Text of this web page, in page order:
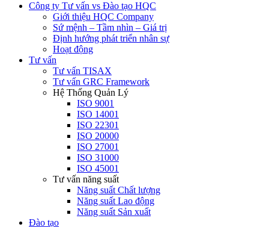
Công ty Tư vấn vs Đào tạo HQC
Giới thiệu HQC Company
Sứ mệnh – Tầm nhìn – Giá trị
Định hướng phát triển nhân sự
Hoạt động
Tư vấn
Tư vấn TISAX
Tư vấn GRC Framework
Hệ Thống Quản Lý
ISO 9001
ISO 14001
ISO 22301
ISO 20000
ISO 27001
ISO 31000
ISO 45001
Tư vấn năng suất
Năng suất Chất lượng
Năng suất Lao động
Năng suất Sản xuất
Đào tạo